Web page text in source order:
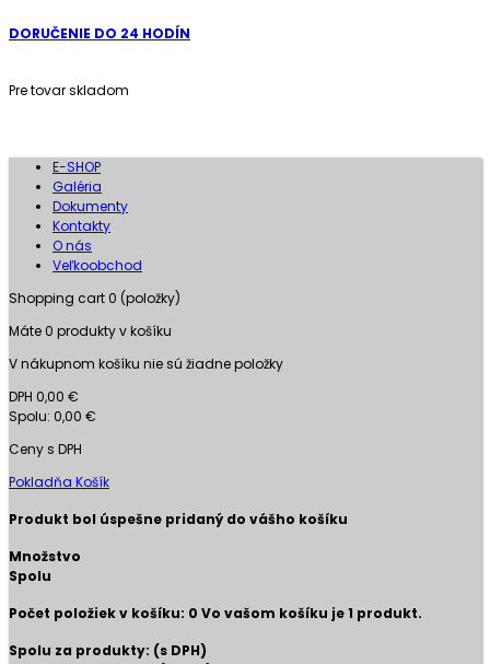
DORUČENIE DO 24 HODÍN
Pre tovar skladom
E-SHOP
Galéria
Dokumenty
Kontakty
O nás
Veľkoobchod
Shopping cart0 (položky)
Máte0 produkty v košíku
V nákupnom košíku nie sú žiadne položky
DPH 0,00 €
Spolu: 0,00 €
Ceny s DPH
Pokladňa Košík
Produkt bol úspešne pridaný do vášho košíku
Množstvo
Spolu
Počet položiek v košíku: 0 Vo vašom košíku je 1 produkt.
Spolu za produkty: (s DPH)